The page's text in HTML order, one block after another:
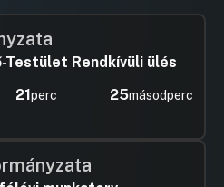
a napirendi pontra
Sió Kft.
a napirendi pontra
Völgyi
a napirendi pontra
Nonprofit Kft.
Testület Rendkívüli ülés
21perc 25másodperc